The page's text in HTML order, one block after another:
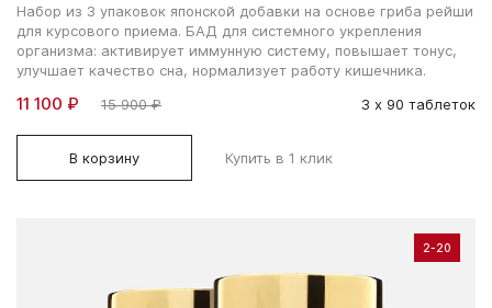
Набор из 3 упаковок японской добавки на основе гриба рейши
для курсового приема. БАД для системного укрепления
организма: активирует иммунную систему, повышает тонус,
улучшает качество сна, нормализует работу кишечника.
11 100 ₽ 15 900 ₽ 3 х 90 таблеток
В корзину Купить в 1 клик
2-20